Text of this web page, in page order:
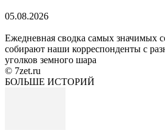
05.08.2026
Ежедневная сводка самых значимых
собирают наши корреспонденты с
уголков земного шара
© 7zet.ru
БОЛЬШЕ ИСТОРИЙ